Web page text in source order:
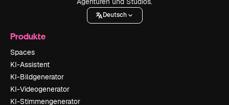
Deutsch
Produkte
Spaces
KI-Assistent
KI-Bildgenerator
KI-Videogenerator
KI-Stimmengenerator